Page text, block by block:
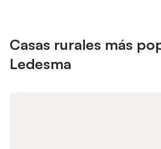
Casas rurales más
Ledesma